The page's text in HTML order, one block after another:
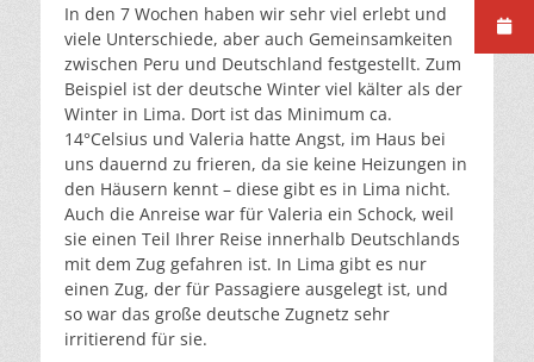
In den 7 Wochen haben wir sehr viel erlebt und
viele Unterschiede, aber auch Gemeinsamkeiten
zwischen Peru und Deutschland festgestellt. Zum
Beispiel ist der deutsche Winter viel kälter als der
Winter in Lima. Dort ist das Minimum ca.
14°Celsius und Valeria hatte Angst, im Haus bei
uns dauernd zu frieren, da sie keine Heizungen in
den Häusern kennt – diese gibt es in Lima nicht.
Auch die Anreise war für Valeria ein Schock, weil
sie einen Teil Ihrer Reise innerhalb Deutschlands
mit dem Zug gefahren ist. In Lima gibt es nur
einen Zug, der für Passagiere ausgelegt ist, und
so war das große deutsche Zugnetz sehr
irritierend für sie.